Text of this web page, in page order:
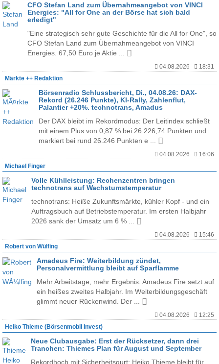
CFO Stefan Land zum Übernahmeangebot von VINCI
Energies: "All for One an der Börse hat sich bald
erledigt"
"Eine strategisch sehr gute Geschichte für die All for One", so
CFO Stefan Land zum Übernahmeangebot von VINCI
Energies. 67,50 Euro je Aktie ...
04.08.2026
18:31
Märkte ++ Redaktion
Börsenradio Schlussbericht, Di., 04.08.26: DAX-
Rekord (26.246 Punkte), KI-Rally, Zahlenflut,
Palantier +20%. technotrans, Amadus
Der DAX bleibt im Rekordmodus: Der Leitindex schließt
mit einem Plus von 0,87 % bei 26.226,74 Punkten und
markiert bei rund 26.246 Punkten e ...
04.08.2026
16:06
Michael Finger
Volle Kühlleistung: Rechenzentren bringen
technotrans auf Wachstumstemperatur
technotrans: Heiße Zukunftsmärkte, kühler Kopf - und ein
Auftragsbuch auf Betriebstemperatur. Im ersten Halbjahr
2026 sank der Umsatz um 6 % ...
04.08.2026
15:46
Robert von Wülfing
Amadeus Fire: Weiterbildung zündet,
Personalvermittlung bleibt auf Sparflamme
Mehr Arbeitstage, mehr Ergebnis: Amadeus Fire setzt auf
ein heißes zweites Halbjahr. Im Weiterbildungsgeschäft
glimmt neuer Rückenwind. Der ...
04.08.2026
12:25
Heiko Thieme (Börsenmobil Invest)
Neue Clubausgabe: Erst der Rücksetzer, dann drei
Tranchen: Thiemes Plan für August und September
Rekordhoch mit Sicherheitsgurt: Heiko Thieme bleibt für